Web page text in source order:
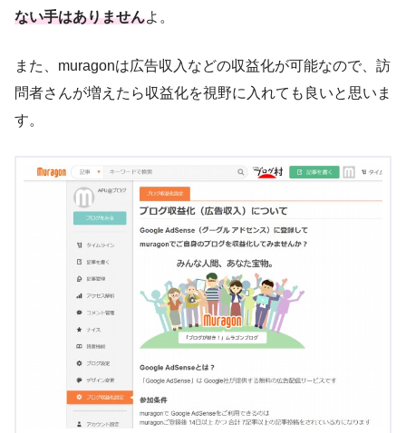
ない手はありませんよ。
また、muragonは広告収入などの収益化が可能なので、訪
問者さんが増えたら収益化を視野に入れても良いと思いま
す。